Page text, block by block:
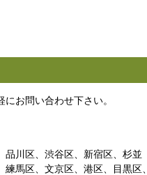
お問い合わせ下さい。
品川区、渋谷区、新宿区、杉並
馬区、文京区、港区、目黒区、